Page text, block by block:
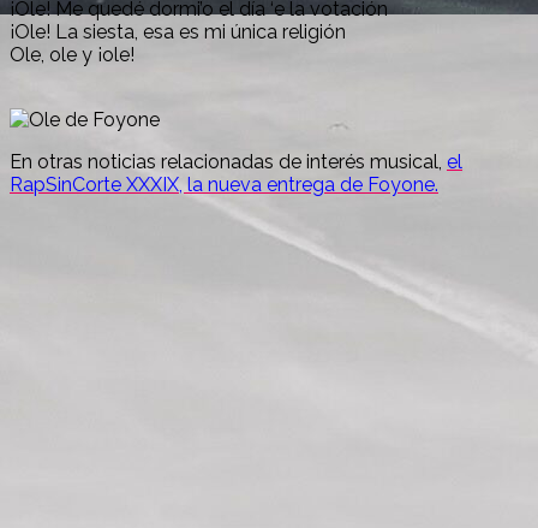
¡Ole! Me quedé dormi’o el día ‘e la votación
¡Ole! La siesta, esa es mi única religión
Ole, ole y ¡ole!
En otras noticias relacionadas de interés musical, el
RapSinCorte XXXIX, la nueva entrega de Foyone.